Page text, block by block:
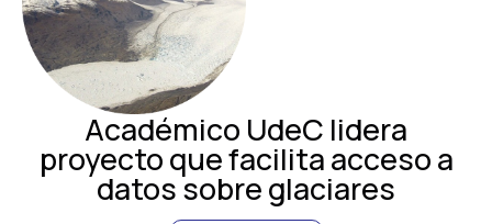
Académico UdeC lidera
proyecto que facilita acceso a
datos sobre glaciares